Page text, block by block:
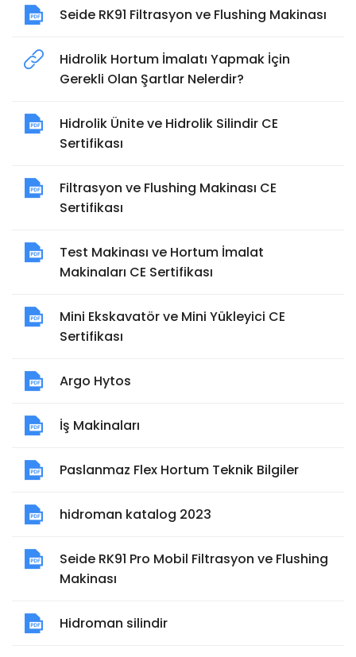
Seide RK91 Filtrasyon ve Flushing Makinası
Hidrolik Hortum İmalatı Yapmak İçin
Gerekli Olan Şartlar Nelerdir?
Hidrolik Ünite ve Hidrolik Silindir CE
Sertifikası
Filtrasyon ve Flushing Makinası CE
Sertifikası
Test Makinası ve Hortum İmalat
Makinaları CE Sertifikası
Mini Ekskavatör ve Mini Yükleyici CE
Sertifikası
Argo Hytos
İş Makinaları
Paslanmaz Flex Hortum Teknik Bilgiler
hidroman katalog 2023
Seide RK91 Pro Mobil Filtrasyon ve Flushing
Makinası
Hidroman silindir